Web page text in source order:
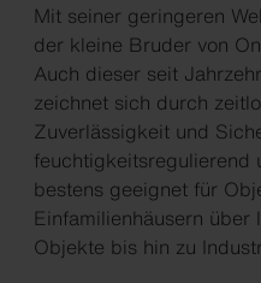
Mit seiner geringeren
der kleine Bruder von
Auch dieser seit
zeichnet sich durch
Zuverlässigkeit und
feuchtigkeitsregulierend
bestens geeignet für
Einfamilienhäusern
Objekte bis hin zu